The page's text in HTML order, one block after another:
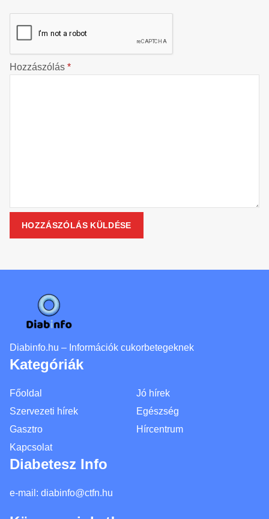
Hozzászólás *
Diabinfo.hu – Információk cukorbetegeknek
Kategóriák
Főoldal
Jó hírek
Szervezeti hírek
Egészség
Gasztro
Hírcentrum
Kapcsolat
Diabetesz Info
e-mail: diabinfo@ctfn.hu